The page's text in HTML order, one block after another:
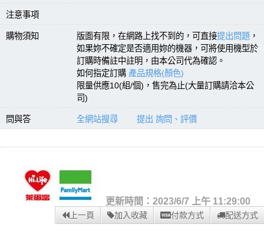
注意事項
購物須知 版面有限，在網路上找不到的，可直接提出問題 ，
如果妳不確定是否適用妳的機器，可將使用機型於
訂購時備註中註明，由本公司代為確認。
如何指定訂購 產品規格(顏色)
限量供應10(組/個)，售完為止(大量訂購請洽本公
司)
問與答 全網站搜尋 提出 詢問、評價
更新時間：2023/6/7 上午 11:29:00
上一頁 加入收藏 付款方式 配送方式